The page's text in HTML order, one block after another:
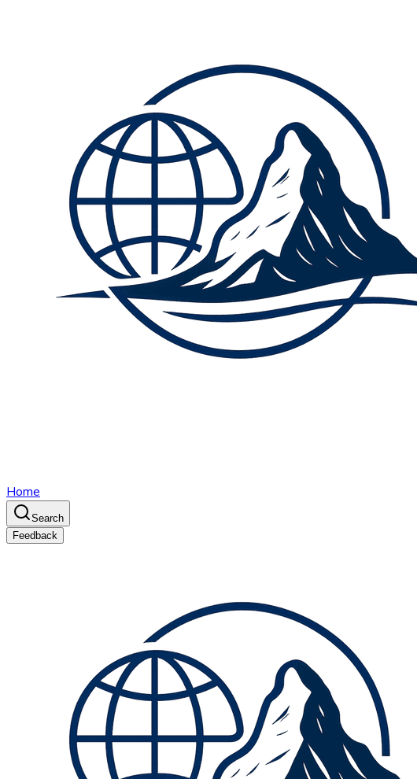
Home
Search
Feedback